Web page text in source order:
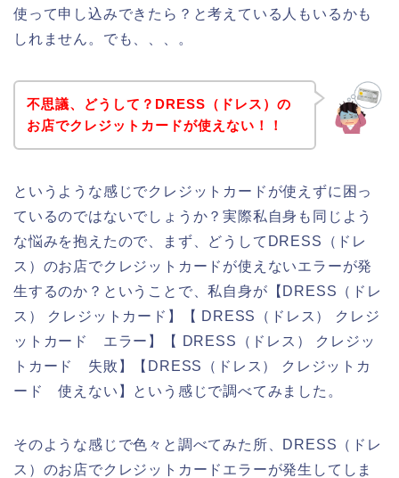
使って申し込みできたら？と考えている人もいるかも
しれません。でも、、、。
不思議、どうして？DRESS（ドレス）の
お店でクレジットカードが使えない！！
というような感じでクレジットカードが使えずに困っ
ているのではないでしょうか？実際私自身も同じよう
な悩みを抱えたので、まず、どうしてDRESS（ドレ
ス）のお店でクレジットカードが使えないエラーが発
生するのか？ということで、私自身が【DRESS（ドレ
ス） クレジットカード】【 DRESS（ドレス） クレジ
ットカード エラー】【 DRESS（ドレス） クレジッ
トカード 失敗】【DRESS（ドレス） クレジットカ
ード 使えない】という感じで調べてみました。
そのような感じで色々と調べてみた所、DRESS（ドレ
ス）のお店でクレジットカードエラーが発生してしま